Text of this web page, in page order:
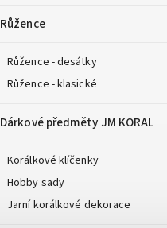
Růžence
Růžence - desátky
Růžence - klasické
Dárkové předměty JM KORAL
Korálkové klíčenky
Hobby sady
Jarní korálkové dekorace